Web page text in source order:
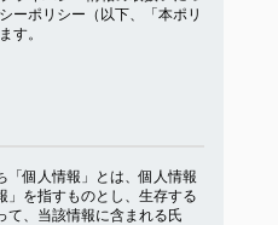
ーポリシー（以下、「本ポリ
す。
「個人情報」とは、個人情報
」を指すものとし、生存する
て、当該情報に含まれる氏